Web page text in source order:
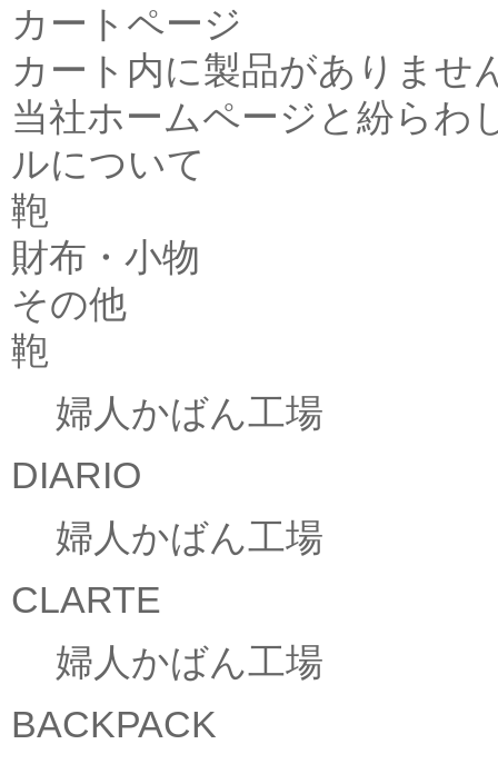
カートページ
カート内に製品がありませ
当社ホームページと紛らわ
ルについて
鞄
財布・小物
その他
鞄
婦人かばん工場
DIARIO
婦人かばん工場
CLARTE
婦人かばん工場
BACKPACK